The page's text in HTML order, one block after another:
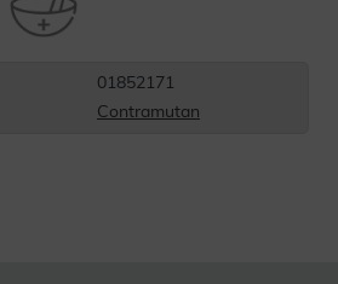
01852171
Contramutan